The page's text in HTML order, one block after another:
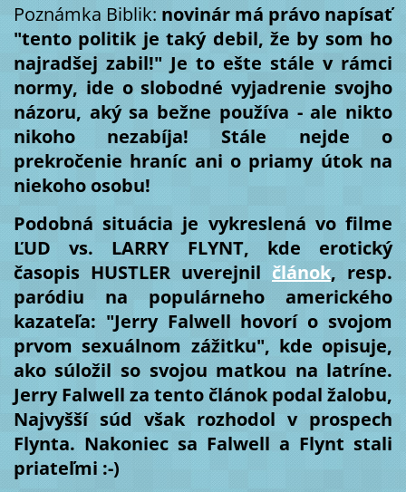
Poznámka Biblik: novinár má právo napísať
"tento politik je taký debil, že by som ho
najradšej zabil!" Je to ešte stále v rámci
normy, ide o slobodné vyjadrenie svojho
názoru, aký sa bežne používa - ale nikto
nikoho nezabíja! Stále nejde o
prekročenie hraníc ani o priamy útok na
niekoho osobu!
Podobná situácia je vykreslená vo filme
ĽUD vs. LARRY FLYNT, kde erotický
časopis HUSTLER uverejnil článok, resp.
paródiu na populárneho amerického
kazateľa: "Jerry Falwell hovorí o svojom
prvom sexuálnom zážitku", kde opisuje,
ako súložil so svojou matkou na latríne.
Jerry Falwell za tento článok podal žalobu,
Najvyšší súd však rozhodol v prospech
Flynta. Nakoniec sa Falwell a Flynt stali
priateľmi :-)